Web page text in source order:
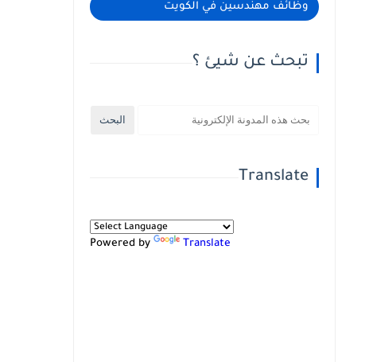
وظائف مهندسين في الكويت
تبحث عن شيئ ؟
Translate
Powered by Translate